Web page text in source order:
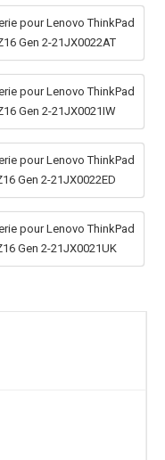
pour Lenovo ThinkPad
Gen 2-21JX0022AT
pour Lenovo ThinkPad
Gen 2-21JX0021IW
pour Lenovo ThinkPad
Gen 2-21JX0022ED
pour Lenovo ThinkPad
Gen 2-21JX0021UK